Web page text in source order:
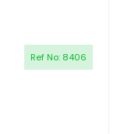
Ref No: 8406